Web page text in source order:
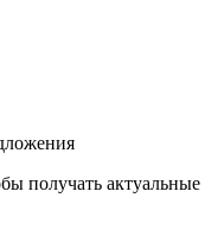
получать актуальные